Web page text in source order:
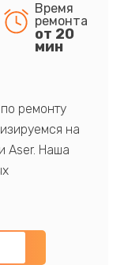
Время
ремонта
от 20
мин
ремонту
на
Aser. Наша
и
ремонт с
а